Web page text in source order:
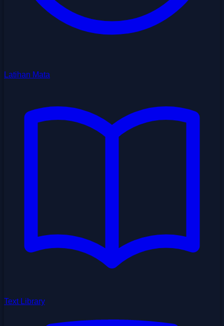
Latihan Mata
Text Library